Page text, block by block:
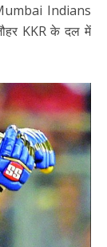
Indians
KKR के दल में